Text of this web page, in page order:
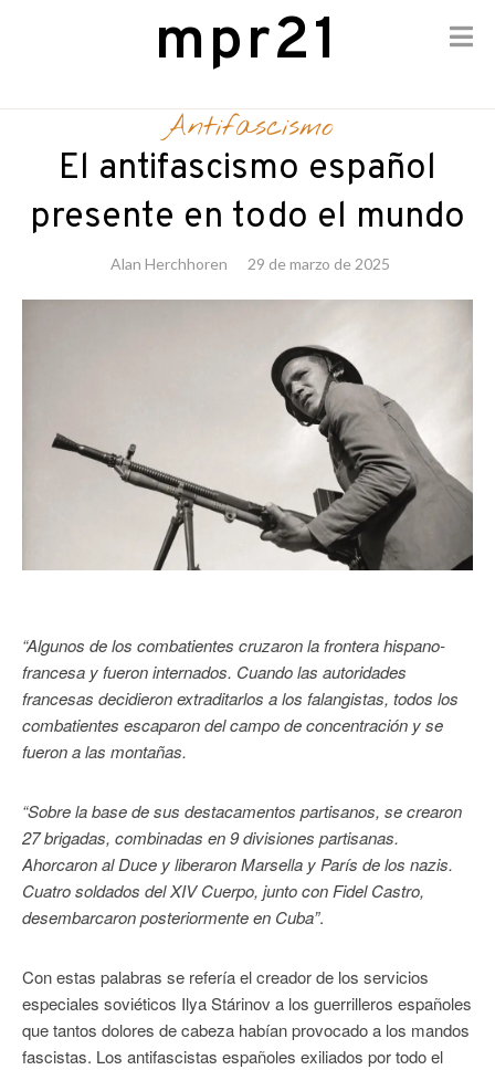
mpr21
Antifascismo
El antifascismo español
presente en todo el mundo
Alan Herchhoren 29 de marzo de 2025
“Algunos de los combatientes cruzaron la frontera hispano-
francesa y fueron internados. Cuando las autoridades
francesas decidieron extraditarlos a los falangistas, todos los
combatientes escaparon del campo de concentración y se
fueron a las montañas.
“Sobre la base de sus destacamentos partisanos, se crearon
27 brigadas, combinadas en 9 divisiones partisanas.
Ahorcaron al Duce y liberaron Marsella y París de los nazis.
Cuatro soldados del XIV Cuerpo, junto con Fidel Castro,
desembarcaron posteriormente en Cuba”.
Con estas palabras se refería el creador de los servicios
especiales soviéticos Ilya Stárinov a los guerrilleros españoles
que tantos dolores de cabeza habían provocado a los mandos
fascistas. Los antifascistas españoles exiliados por todo el